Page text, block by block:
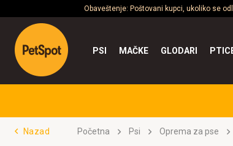
Obaveštenje: Poštovani kupci, ukoliko se
PSI MAČKE GLODARI
Nazad Početna Psi Oprema za pse